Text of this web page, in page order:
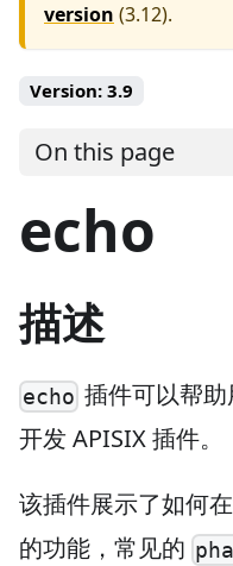
version (3.12).
Version: 3.9
On this page
echo
描述
echo 插件可以帮
开发 APISIX 插件。
该插件展示了如何
的功能，常见的